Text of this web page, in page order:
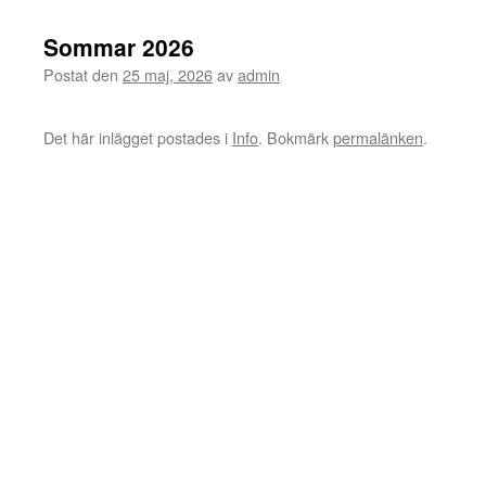
Sommar 2026
Postat den 25 maj, 2026avadmin
Det här inlägget postades i Info. Bokmärkpermalänken.